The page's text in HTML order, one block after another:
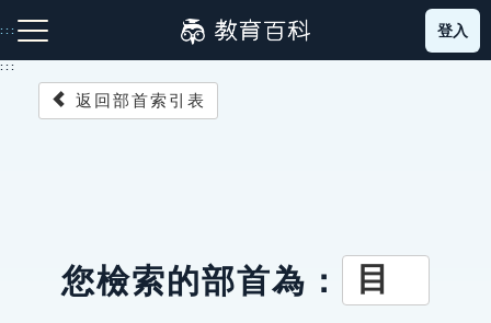
到
主
::: 登入
:::
返回部首索引表
您檢索的部首為： 目